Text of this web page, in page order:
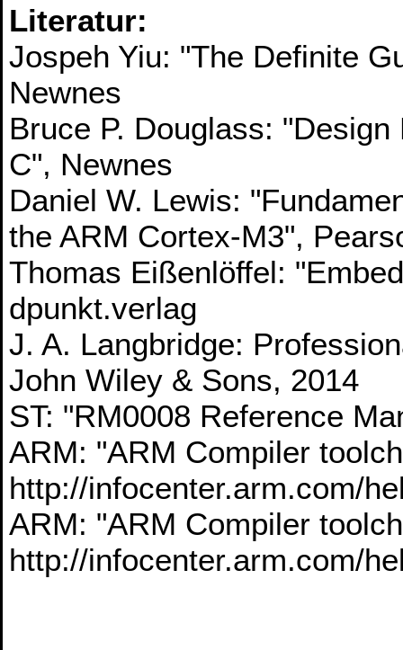
Literatur:
Jospeh Yiu: "The Definite
Newnes
Bruce P. Douglass:
C", Newnes
Daniel W. Lewis:
the ARM Cortex-M3",
Thomas Eißenlöffel:
dpunkt.verlag
J. A. Langbridge:
John Wiley & Sons, 2014
ST: "RM0008 Reference
ARM: "ARM Compiler
http://infocenter.arm.com/
ARM: "ARM Compiler
http://infocenter.arm.com/